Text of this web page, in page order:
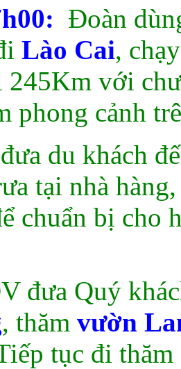
Đoàn
Lào Cai,
245Km với
phong cảnh
du khách
tại nhà
chuẩn bị cho
đưa Quý
, thăm vườn
tục đi thăm